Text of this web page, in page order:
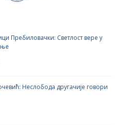
Пребиловачки: Светлост вере у
Неслобода другачије говори